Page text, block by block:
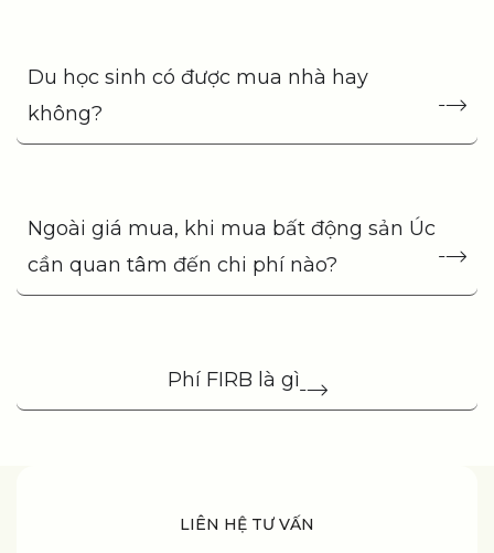
Du học sinh có được mua nhà hay
không?
Ngoài giá mua, khi mua bất động sản Úc
cần quan tâm đến chi phí nào?
Phí FIRB là gì
LIÊN HỆ TƯ VẤN